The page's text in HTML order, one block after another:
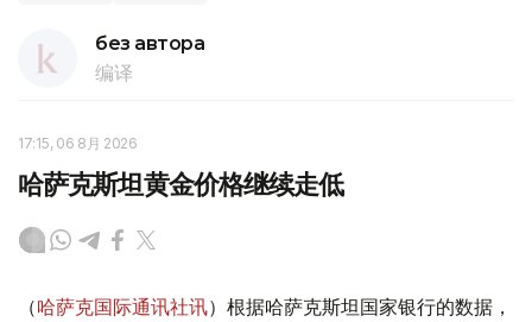
без автора
编译
17:15, 06 8月 2026
哈萨克斯坦黄金价格继续走低
（哈萨克国际通讯社讯）根据哈萨克斯坦国家银行的数据，